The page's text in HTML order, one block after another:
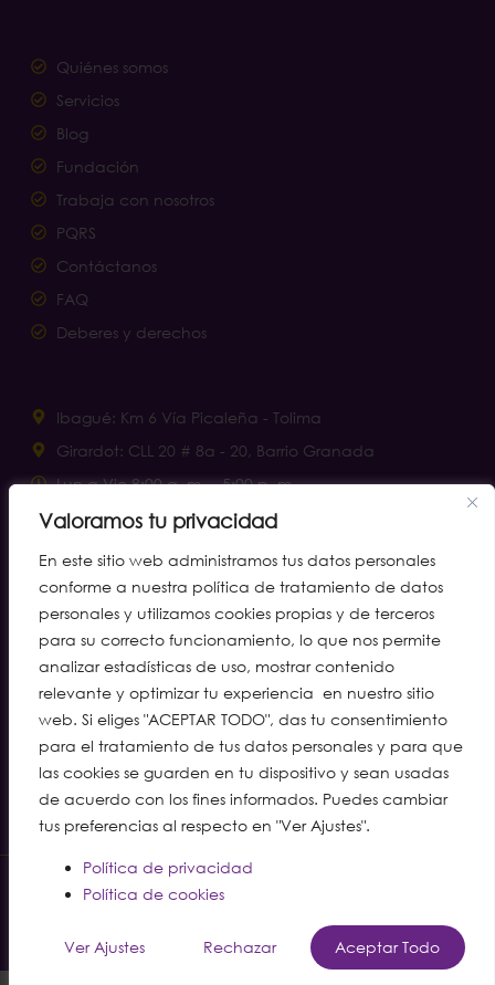
Valoramos tu privacidad
En este sitio web administramos tus datos personales
conforme a nuestra política de tratamiento de datos
personales y utilizamos cookies propias y de terceros
para su correcto funcionamiento, lo que nos permite
analizar estadísticas de uso, mostrar contenido
relevante y optimizar tu experiencia en nuestro sitio
web. Si eliges "ACEPTAR TODO", das tu consentimiento
para el tratamiento de tus datos personales y para que
las cookies se guarden en tu dispositivo y sean usadas
de acuerdo con los fines informados. Puedes cambiar
tus preferencias al respecto en "Ver Ajustes".
Política de privacidad
Política de cookies
Ver Ajustes Rechazar Aceptar Todo
Quiénes somos
Servicios
Blog
Fundación
Trabaja con nosotros
PQRS
Contáctanos
FAQ
Deberes y derechos
Ibagué: Km 6 Vía Picaleña - Tolima
Girardot: CLL 20 # 8a - 20, Barrio Granada
Lun a Vie 8:00 a. m. – 5:00 p. m.
Sábados 8:00 a. m. – 12:00 m.
Ibagué: (608) 277 2055 · cel. 310 315 7005
Girardot: (601) 888 4011
WhatsApp Call Center: 310 216 8323
Ruta Preferencial: (608) 277 2002 · WA 310 245 1735
Política de Tratamiento de Datos
Copyright © 2021Clinaltec, All rights reserved. Powered by www.clinaltec.com
Español de Colombia